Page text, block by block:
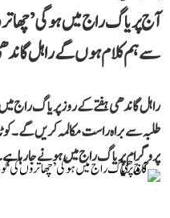
آج پریاگ راج میں ہوگی
سے ہم کلام ہوں گے راہل
راہل گاندھی ہفتے کے روز پریاگ راج
طلبہ سے براہ راست مکالمہ کریں گے۔
پروگرام پریاگ راج میں ہونے جا رہا